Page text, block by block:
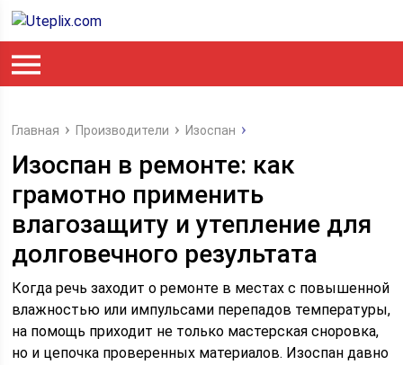
Главная Производители Изоспан
Изоспан в ремонте: как
грамотно применить
влагозащиту и утепление для
долговечного результата
Когда речь заходит о ремонте в местах с повышенной
влажностью или импульсами перепадов температуры,
на помощь приходит не только мастерская сноровка,
но и цепочка проверенных материалов. Изоспан давно